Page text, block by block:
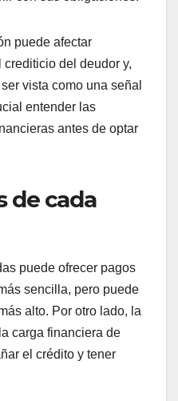
en un solo préstamo,
de interés más baja.
pagos mensuales y
sea más
los pagos
el plazo de la deuda,
mayor costo total a
suelen
crediticia para
deudas en